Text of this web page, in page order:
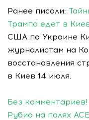
Ранее писали:
Трампа едет в
США по Украине
журналистам на
восстановления
в Киев 14 июля.
Без
Рубио на полях